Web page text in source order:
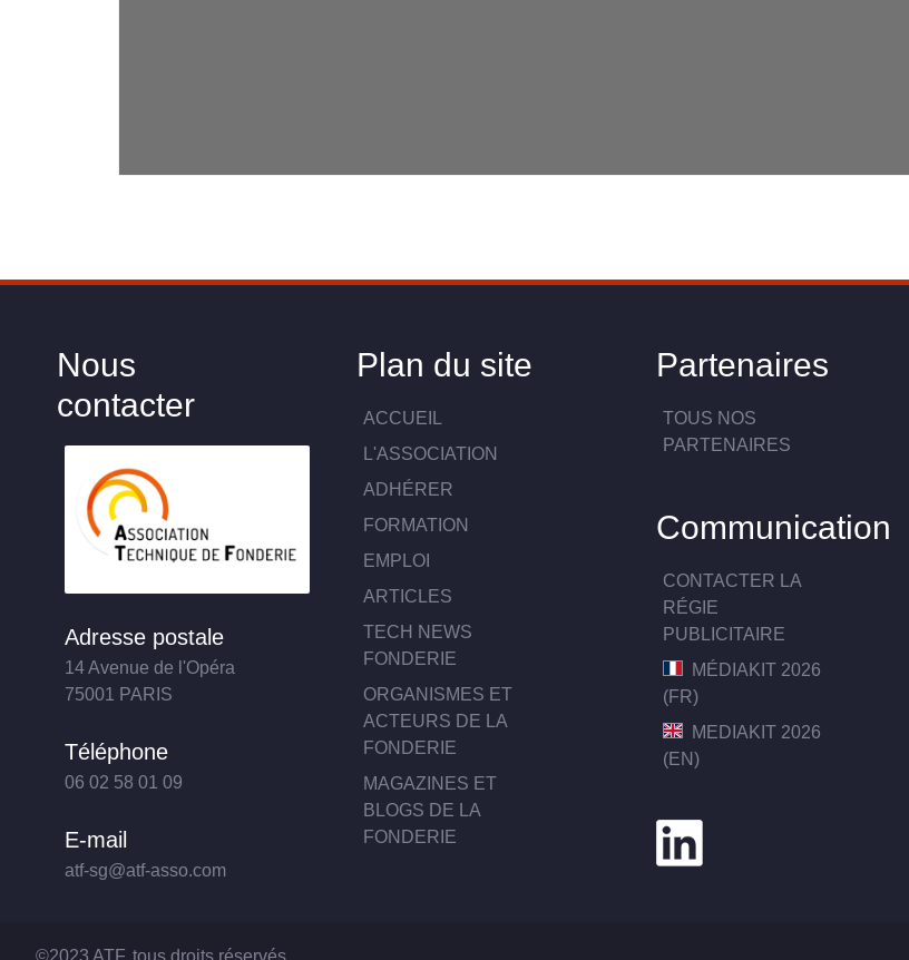
Nous
contacter
Adresse postale
14 Avenue de l'Opéra
75001 PARIS
Téléphone
06 02 58 01 09
E-mail
atf-sg@atf-asso.com
Plan du site
ACCUEIL
L'ASSOCIATION
ADHÉRER
FORMATION
EMPLOI
ARTICLES
TECH NEWS
FONDERIE
ORGANISMES ET
ACTEURS DE LA
FONDERIE
MAGAZINES ET
BLOGS DE LA
FONDERIE
Partenaires
TOUS NOS
PARTENAIRES
Communication
CONTACTER LA
RÉGIE
PUBLICITAIRE
MÉDIAKIT 2026
(FR)
MEDIAKIT 2026
(EN)